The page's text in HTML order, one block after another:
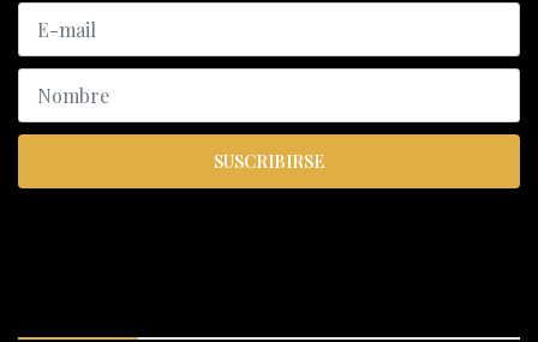
SUSCRIBIRSE